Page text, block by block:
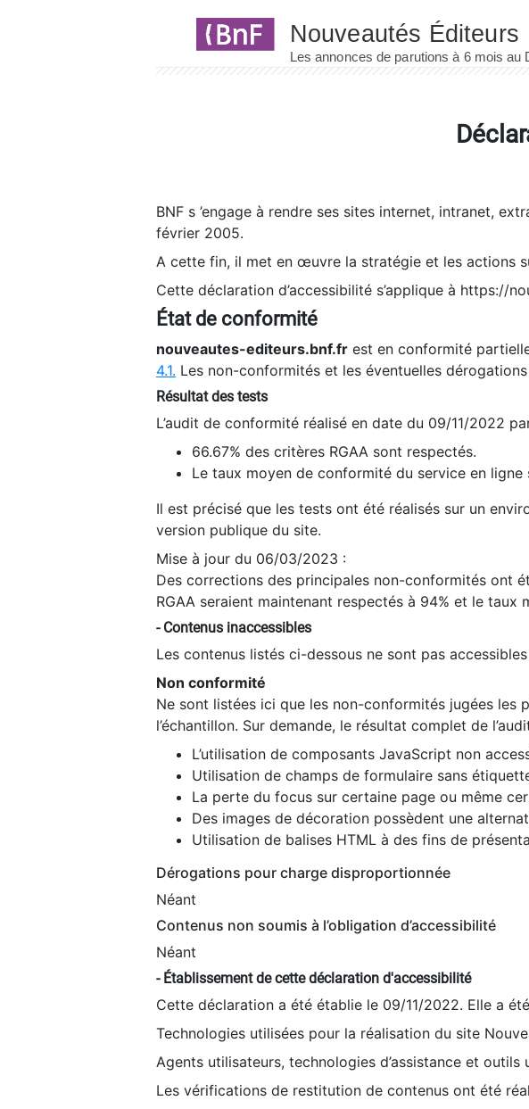
BNF s ’engage à rendre ses sites internet, intranet,
février 2005.
A cette fin, il met en œuvre la stratégie et les actions
Cette déclaration d’accessibilité s’applique à https://
État de conformité
nouveautes-editeurs.bnf.fr est en conformité
4.1. Les non-conformités et les éventuelles
Résultat des tests
L’audit de conformité réalisé en date du 09/11/2022
66.67% des critères RGAA sont respectés.
Le taux moyen de conformité du service en ligne
Il est précisé que les tests ont été réalisés sur un
version publique du site.
Mise à jour du 06/03/2023 :
Des corrections des principales non-conformités ont
RGAA seraient maintenant respectés à 94% et le
- Contenus inaccessibles
Les contenus listés ci-dessous ne sont pas
Non conformité
Ne sont listées ici que les non-conformités jugées les
l’échantillon. Sur demande, le résultat complet de
L’utilisation de composants JavaScript non
Utilisation de champs de formulaire sans
La perte du focus sur certaine page ou même
Des images de décoration possèdent une
Utilisation de balises HTML à des fins de
Dérogations pour charge disproportionnée
Néant
Contenus non soumis à l’obligation d’accessibilité
Néant
- Établissement de cette déclaration d'accessibilité
Cette déclaration a été établie le 09/11/2022. Elle a
Technologies utilisées pour la réalisation du site
Agents utilisateurs, technologies d’assistance et outils
Les vérifications de restitution de contenus ont été